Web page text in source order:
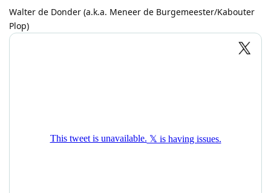
Walter de Donder (a.k.a. Meneer de Burgemeester/Kabouter
Plop)